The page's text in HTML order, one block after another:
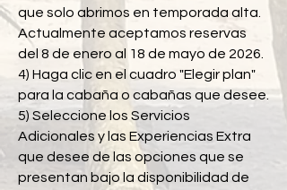
que solo abrimos en temporada alta.
Actualmente aceptamos reservas
del 8 de enero al 18 de mayo de 2026.
4) Haga clic en el cuadro "Elegir plan"
para la cabaña o cabañas que desee.
5) Seleccione los Servicios
Adicionales y las Experiencias Extra
que desee de las opciones que se
presentan bajo la disponibilidad de